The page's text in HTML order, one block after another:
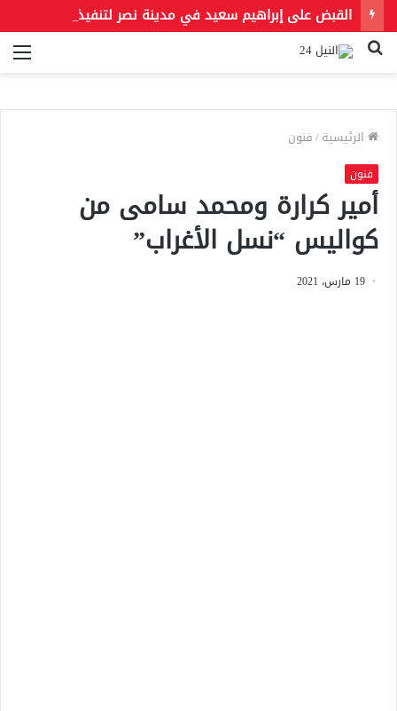
بحث
الرئيسية/فنون
فنون
أمير كرارة ومحمد سامى من
كواليس “نسل الأغراب”
19 مارس، 2021